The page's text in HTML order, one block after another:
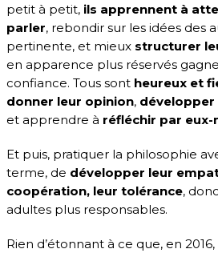
petit à petit, ils apprennent à
parler, rebondir sur les idées des
pertinente, et mieux structurer
en apparence plus réservés
confiance. Tous sont heureux et
donner leur opinion,
et apprendre à réfléchir par eux-
Et puis, pratiquer la philosophie
terme, de développer leur
coopération, leur tolérance,
adultes plus responsables.
Rien d’étonnant à ce que, en